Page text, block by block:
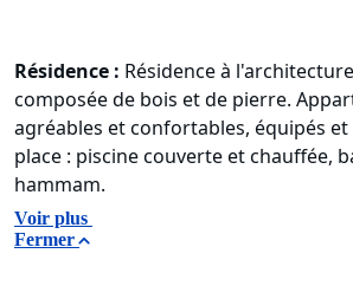
Résidence : Résidence à
composée de bois et de pierre.
agréables et confortables, équipés et
place : piscine couverte et chauffée,
hammam.
Voir plus
Fermer